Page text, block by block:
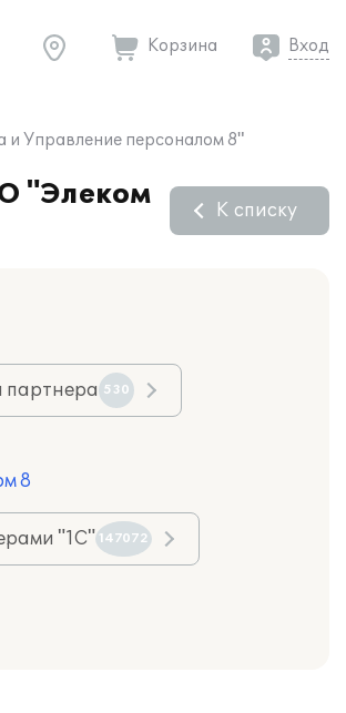
Корзина Вход
и Управление персоналом 8"
"Элеком
К списку
партнера 530
8
"1С" 147072